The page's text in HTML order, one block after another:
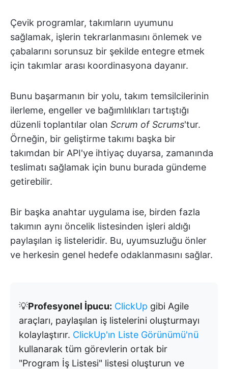
Çevik programlar, takımların uyumunu
sağlamak, işlerin tekrarlanmasını önlemek ve
çabalarını sorunsuz bir şekilde entegre etmek
için takımlar arası koordinasyona dayanır.
Bunu başarmanın bir yolu, takım temsilcilerinin
ilerleme, engeller ve bağımlılıkları tartıştığı
düzenli toplantılar olan Scrum of Scrums'tur.
Örneğin, bir geliştirme takımı başka bir
takımdan bir API'ye ihtiyaç duyarsa, zamanında
teslimatı sağlamak için bunu burada gündeme
getirebilir.
Bir başka anahtar uygulama ise, birden fazla
takımın aynı öncelik listesinden işleri aldığı
paylaşılan iş listeleridir. Bu, uyumsuzluğu önler
ve herkesin genel hedefe odaklanmasını sağlar.
💡Profesyonel İpucu: ClickUp gibi Agile
araçları, paylaşılan iş listelerini oluşturmayı
kolaylaştırır. ClickUp'ın Liste Görünümü'nü
kullanarak tüm görevlerin ortak bir
"Program İş Listesi" listesi oluşturun ve